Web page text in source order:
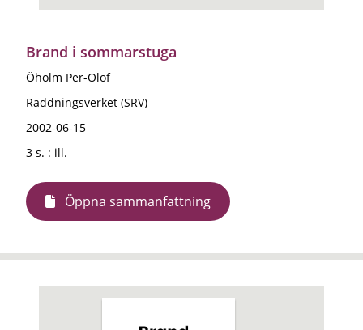
Brand i sommarstuga
Öholm Per-Olof
Räddningsverket (SRV)
2002-06-15
3 s. : ill.
Öppna sammanfattning